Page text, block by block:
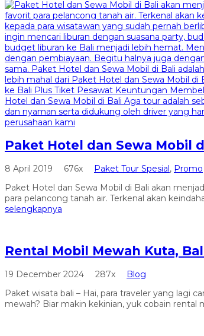
Paket Hotel dan Sewa Mobil
8 April 2019 676x Paket Tour Spesial, Promo
Paket Hotel dan Sewa Mobil di Bali akan
para pelancong tanah air. Terkenal akan
selengkapnya
Rental Mobil Mewah Kuta,
19 December 2024 287x
Blog
Paket wisata bali – Hai, para traveler yang lagi
mewah? Biar makin kekinian, yuk cobain rental